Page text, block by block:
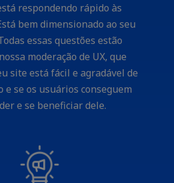
respondendo rápido às
bem dimensionado ao seu
essas questões estão
moderação de UX, que
site está fácil e agradável de
e se os usuários conseguem
e se beneficiar dele.